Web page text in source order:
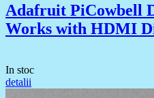
Adafruit PiCowbell
Works with HDMI
In stoc
detalii